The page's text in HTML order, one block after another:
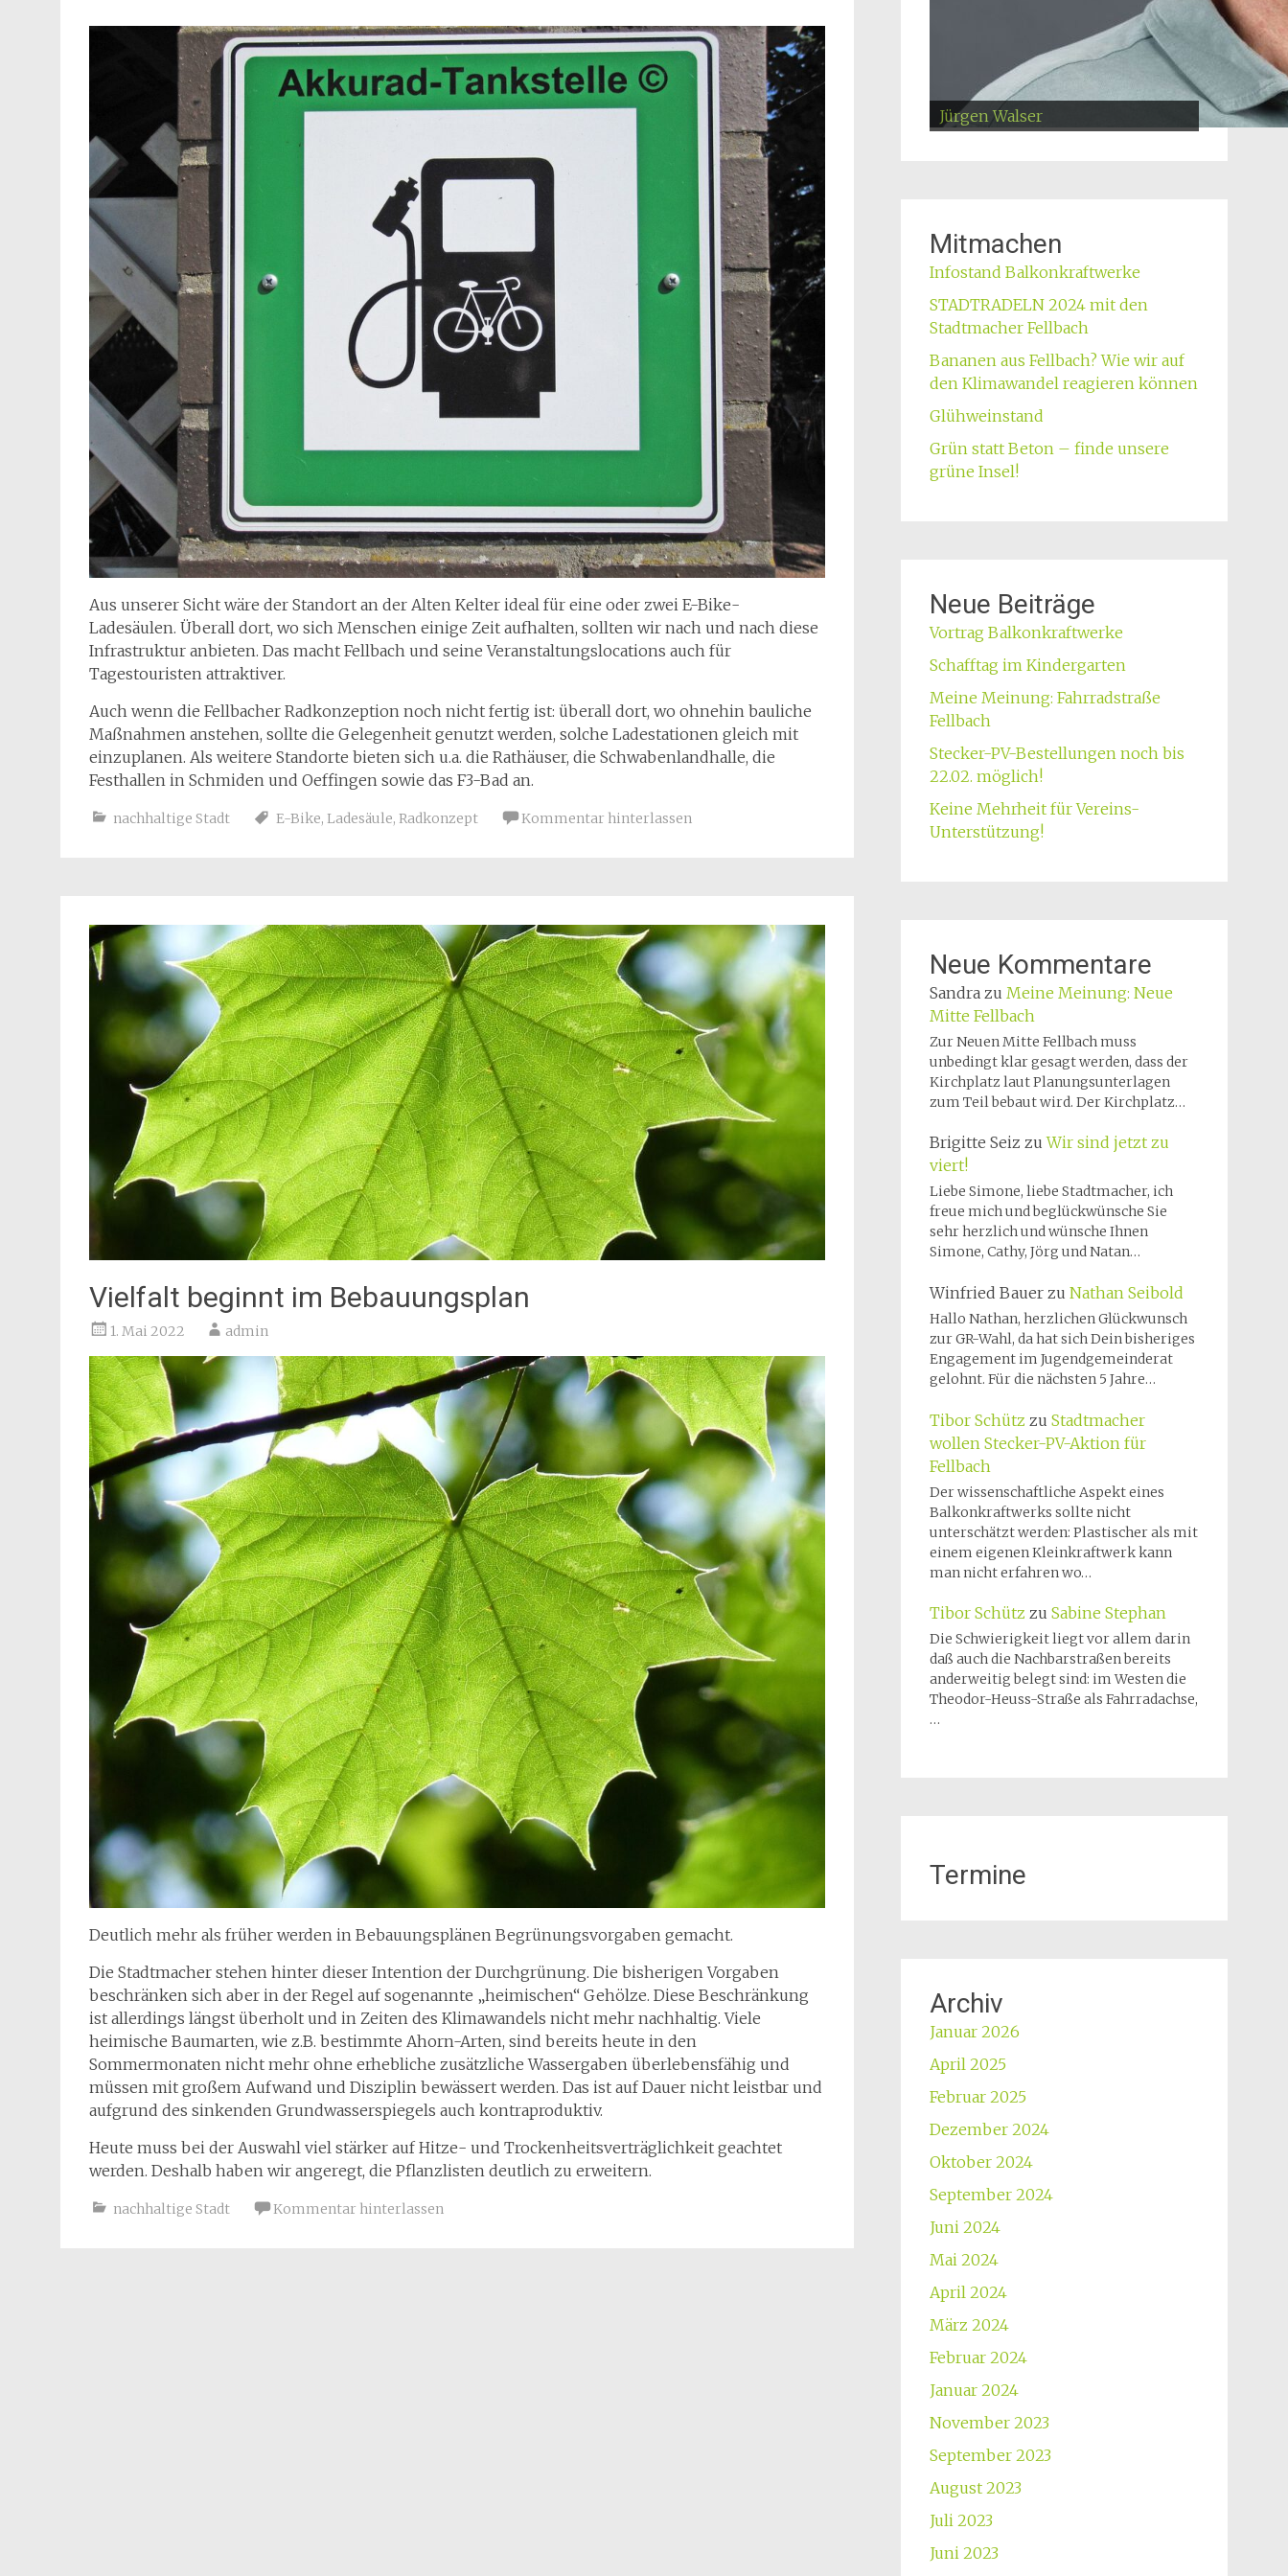
Aus unserer Sicht wäre der Standort an der Alten Kelter ideal für eine oder zwei E-Bike-
Ladesäulen. Überall dort, wo sich Menschen einige Zeit aufhalten, sollten wir nach und nach diese
Infrastruktur anbieten. Das macht Fellbach und seine Veranstaltungslocations auch für
Tagestouristen attraktiver.
Auch wenn die Fellbacher Radkonzeption noch nicht fertig ist: überall dort, wo ohnehin bauliche
Maßnahmen anstehen, sollte die Gelegenheit genutzt werden, solche Ladestationen gleich mit
einzuplanen. Als weitere Standorte bieten sich u.a. die Rathäuser, die Schwabenlandhalle, die
Festhallen in Schmiden und Oeffingen sowie das F3-Bad an.
nachhaltige Stadt E-Bike, Ladesäule, Radkonzept Kommentar hinterlassen
Vielfalt beginnt im Bebauungsplan
1. Mai 2022 admin
Deutlich mehr als früher werden in Bebauungsplänen Begrünungsvorgaben gemacht.
Die Stadtmacher stehen hinter dieser Intention der Durchgrünung. Die bisherigen Vorgaben
beschränken sich aber in der Regel auf sogenannte „heimischen“ Gehölze. Diese Beschränkung
ist allerdings längst überholt und in Zeiten des Klimawandels nicht mehr nachhaltig. Viele
heimische Baumarten, wie z.B. bestimmte Ahorn-Arten, sind bereits heute in den
Sommermonaten nicht mehr ohne erhebliche zusätzliche Wassergaben überlebensfähig und
müssen mit großem Aufwand und Disziplin bewässert werden. Das ist auf Dauer nicht leistbar und
aufgrund des sinkenden Grundwasserspiegels auch kontraproduktiv.
Heute muss bei der Auswahl viel stärker auf Hitze- und Trockenheitsverträglichkeit geachtet
werden. Deshalb haben wir angeregt, die Pflanzlisten deutlich zu erweitern.
nachhaltige Stadt Kommentar hinterlassen
Jaime Porras Castillo
Jutta Schiller
Jürgen Walser
Eugen Asselborn
Maikäferfest
Nathan Seibold
Rainer Friedmann
Matthias Tewald
Tibor Schütz
Peter Heindorf
Alfred Wegmann
Buchs Aktion
Dr. Thorsten Laube
Mitmachen
Infostand Balkonkraftwerke
STADTRADELN 2024 mit den
Stadtmacher Fellbach
Bananen aus Fellbach? Wie wir auf
den Klimawandel reagieren können
Glühweinstand
Grün statt Beton – finde unsere
grüne Insel!
Neue Beiträge
Vortrag Balkonkraftwerke
Schafftag im Kindergarten
Meine Meinung: Fahrradstraße
Fellbach
Stecker-PV-Bestellungen noch bis
22.02. möglich!
Keine Mehrheit für Vereins-
Unterstützung!
Neue Kommentare
Sandrazu Meine Meinung: Neue
Mitte Fellbach
Zur Neuen Mitte Fellbach muss
unbedingt klar gesagt werden, dass der
Kirchplatz laut Planungsunterlagen
zum Teil bebaut wird. Der Kirchplatz…
Brigitte Seiz zuWir sind jetzt zu
viert!
Liebe Simone, liebe Stadtmacher, ich
freue mich und beglückwünsche Sie
sehr herzlich und wünsche Ihnen
Simone, Cathy, Jörg und Natan…
Winfried Bauerzu Nathan Seibold
Hallo Nathan, herzlichen Glückwunsch
zur GR-Wahl, da hat sich Dein bisheriges
Engagement im Jugendgemeinderat
gelohnt. Für die nächsten 5 Jahre…
Tibor Schütz zu Stadtmacher
wollen Stecker-PV-Aktion für
Fellbach
Der wissenschaftliche Aspekt eines
Balkonkraftwerks sollte nicht
unterschätzt werden: Plastischer als mit
einem eigenen Kleinkraftwerk kann
man nicht erfahren wo…
Tibor Schütz zu Sabine Stephan
Die Schwierigkeit liegt vor allem darin
daß auch die Nachbarstraßen bereits
anderweitig belegt sind: im Westen die
Theodor-Heuss-Straße als Fahrradachse,
…
Termine
Archiv
Januar 2026
April 2025
Februar 2025
Dezember 2024
Oktober 2024
September 2024
Juni 2024
Mai 2024
April 2024
März 2024
Februar 2024
Januar 2024
November 2023
September 2023
August 2023
Juli 2023
Juni 2023